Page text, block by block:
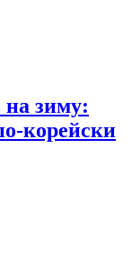
на зиму:
корейски